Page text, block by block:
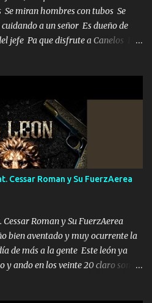
miran hombres con tubos Se
a un señor Es dueño de
jefe Pa que disfrute a Canelos Es
es platica de grandes por eso hay
para atender los deberes
de confianza tengo gente
también Pariente 7 arreglan
que ordené NOS HACE
ERA EL 24 SIEMPRE FUE UN
M'URIÓ PELEAND0 SIEMPRE
SIGA EL LEGADO Es el DOS de
y com...
Cessar Roman y Su FuerzAerea
Roman y Su FuerzAerea
bien aventado y muy ocurrente la
de más a la gente Este león ya
ando en los veinte 20 claro son